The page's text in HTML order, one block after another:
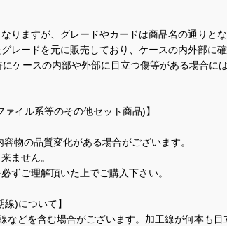
りますが、グレードやカードは商品名の通りとな
レードを元に販売しており、ケースの内外部に
ケースの内部や外部に目立つ傷等がある場合
イル系等のその他セット商品)】
物の品質変化がある場合がございます。
ません。
ずご理解頂いた上でご購入下さい。
)について】
どを含む場合がございます。加工線が何本も